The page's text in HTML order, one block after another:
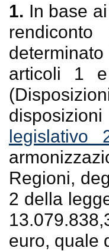
1. In base
articoli 1
legislativo
Regioni,
2 della
euro, quale